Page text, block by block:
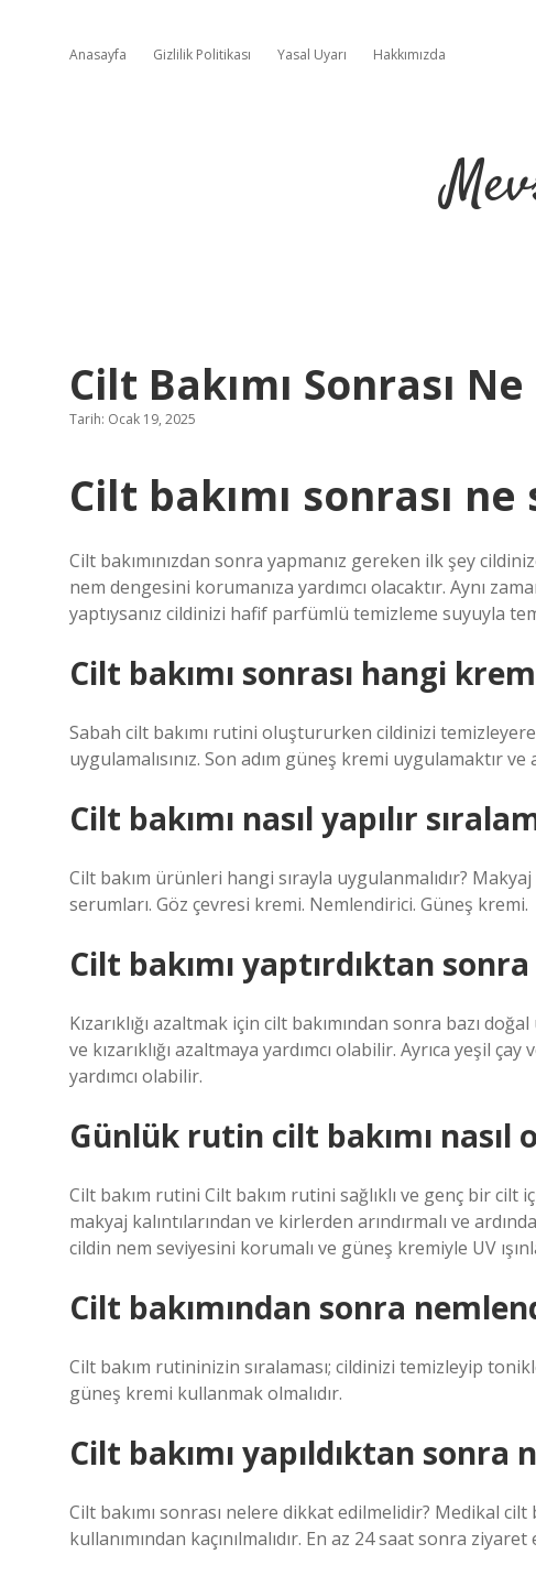
Anasayfa Gizlilik Politikası Yasal Uyarı Hakkımızda
Cilt Bakımı Sonrası
Tarih: Ocak 19, 2025
Cilt bakımı sonrası
Cilt bakımınızdan sonra yapmanız gereken ilk şey
nem dengesini korumanıza yardımcı olacaktır. Aynı
yaptıysanız cildinizi hafif parfümlü temizleme suyuyla
Cilt bakımı sonrası hangi
Sabah cilt bakımı rutini oluştururken cildinizi
uygulamalısınız. Son adım güneş kremi uygulamaktır
Cilt bakımı nasıl yapılır
Cilt bakım ürünleri hangi sırayla uygulanmalıdır?
serumları. Göz çevresi kremi. Nemlendirici. Güneş kremi.
Cilt bakımı yaptırdıktan sonra
Kızarıklığı azaltmak için cilt bakımından sonra bazı
ve kızarıklığı azaltmaya yardımcı olabilir. Ayrıca yeşil
yardımcı olabilir.
Günlük rutin cilt bakımı nasıl
Cilt bakım rutini Cilt bakım rutini sağlıklı ve genç bir cilt
makyaj kalıntılarından ve kirlerden arındırmalı ve
cildin nem seviyesini korumalı ve güneş kremiyle UV
Cilt bakımından sonra
Cilt bakım rutininizin sıralaması; cildinizi temizleyip
güneş kremi kullanmak olmalıdır.
Cilt bakımı yapıldıktan
Cilt bakımı sonrası nelere dikkat edilmelidir? Medikal
kullanımından kaçınılmalıdır. En az 24 saat sonra